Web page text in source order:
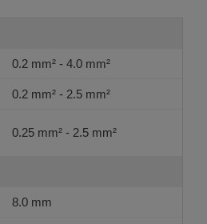
0.2 mm² - 4.0 mm²
0.2 mm² - 2.5 mm²
0.25 mm² - 2.5 mm²
8.0 mm